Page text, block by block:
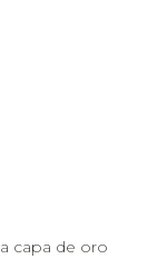
capa de oro